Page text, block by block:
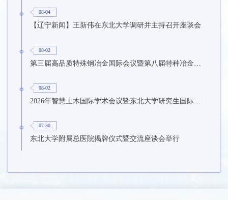
08-04
【辽宁新闻】王新伟在东北大学调研并主持召开座谈会
08-02
08-02
2026年智慧土木国际学术会议暨东北大学研究生国际暑期学校第九期在东北大学召开
07-30
东北大学附属总医院揭牌仪式暨交流座谈会举行